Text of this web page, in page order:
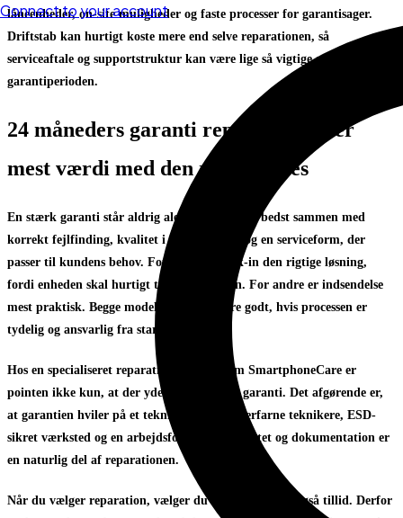
Connect to your account
låneenheder, on-site muligheder og faste processer for garantisager.
Driftstab kan hurtigt koste mere end selve reparationen, så
serviceaftale og supportstruktur kan være lige så vigtige som selve
garantiperioden.
24 måneders garanti reparation giver
mest værdi med den rette proces
En stærk garanti står aldrig alene. Den virker bedst sammen med
korrekt fejlfinding, kvalitet i reservedelene og en serviceform, der
passer til kundens behov. For nogle er walk-in den rigtige løsning,
fordi enheden skal hurtigt tilbage i hånden. For andre er indsendelse
mest praktisk. Begge modeller kan fungere godt, hvis processen er
tydelig og ansvarlig fra start til slut.
Hos en specialiseret reparationspartner som SmartphoneCare er
pointen ikke kun, at der ydes 24 måneders garanti. Det afgørende er,
at garantien hviler på et teknisk setup med erfarne teknikere, ESD-
sikret værksted og en arbejdsform, hvor kvalitet og dokumentation er
en naturlig del af reparationen.
Når du vælger reparation, vælger du i virkeligheden også tillid. Derfor